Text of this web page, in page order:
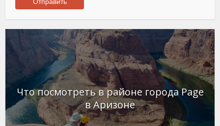
Что посмотреть в районе города Page
в Аризоне